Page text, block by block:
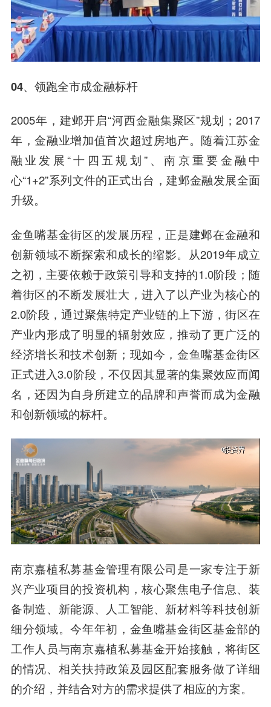
04、 领跑全市成金融标杆
2005年，建邺开启“河西金融集聚区”规划；2017
年，金融业增加值首次超过房地产。随着江苏金
融业发展“十四五规划”、南京重要金融中
心“1+2”系列文件的正式出台，建邺金融发展全面
升级。
金鱼嘴基金街区的发展历程，正是建邺在金融和
创新领域不断探索和成长的缩影。从2019年成立
之初，主要依赖于政策引导和支持的1.0阶段；随
着街区的不断发展壮大，进入了以产业为核心的
2.0阶段，通过聚焦特定产业链的上下游，街区在
产业内形成了明显的辐射效应，推动了更广泛的
经济增长和技术创新；现如今，金鱼嘴基金街区
正式进入3.0阶段，不仅因其显著的集聚效应而闻
名，还因为自身所建立的品牌和声誉而成为金融
和创新领域的标杆。
南京嘉植私募基金管理有限公司是一家专注于新
兴产业项目的投资机构，核心聚焦电子信息、装
备制造、新能源、人工智能、新材料等科技创新
细分领域。今年年初，金鱼嘴基金街区基金部的
工作人员与南京嘉植私募基金开始接触，将街区
的情况、相关扶持政策及园区配套服务做了详细
的介绍，并结合对方的需求提供了相应的方案。